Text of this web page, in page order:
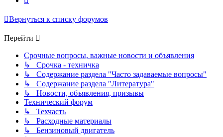
Вернуться к списку форумов
Перейти
Срочные вопросы, важные новости и объявления
↳ Срочка - техничка
↳ Содержание раздела "Часто задаваемые вопросы"
↳ Содержание раздела "Литература"
↳ Новости, объявления, призывы
Технический форум
↳ Техчасть
↳ Расходные материалы
↳ Бензиновый двигатель